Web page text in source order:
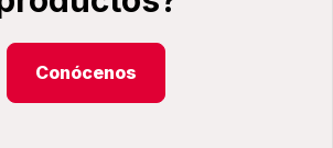
Conócenos